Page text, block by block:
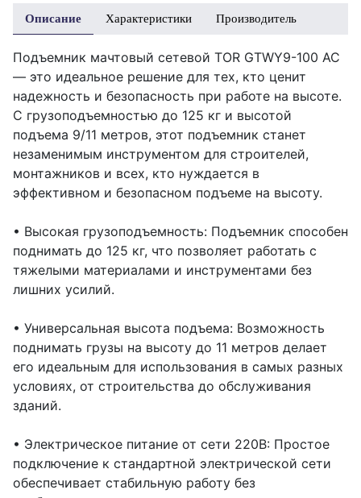
Описание Характеристики Производитель
Подъемник мачтовый сетевой TOR GTWY9-100 AC
— это идеальное решение для тех, кто ценит
надежность и безопасность при работе на высоте.
С грузоподъемностью до 125 кг и высотой
подъема 9/11 метров, этот подъемник станет
незаменимым инструментом для строителей,
монтажников и всех, кто нуждается в
эффективном и безопасном подъеме на высоту.
• Высокая грузоподъемность: Подъемник способен
поднимать до 125 кг, что позволяет работать с
тяжелыми материалами и инструментами без
лишних усилий.
• Универсальная высота подъема: Возможность
поднимать грузы на высоту до 11 метров делает
его идеальным для использования в самых разных
условиях, от строительства до обслуживания
зданий.
• Электрическое питание от сети 220В: Простое
подключение к стандартной электрической сети
обеспечивает стабильную работу без